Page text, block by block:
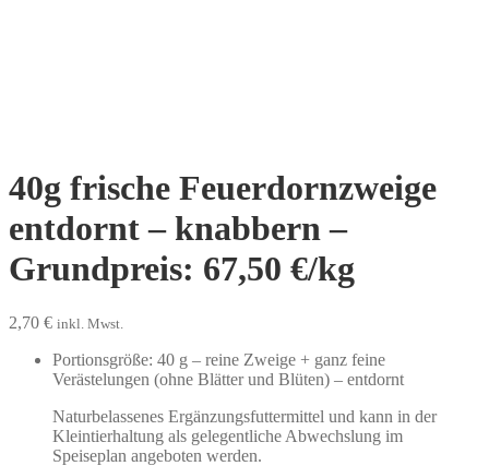
40g frische Feuerdornzweige
entdornt – knabbern –
Grundpreis: 67,50 €/kg
2,70 € inkl. Mwst.
Portionsgröße: 40 g – reine Zweige + ganz feine
Verästelungen (ohne Blätter und Blüten) – entdornt
Naturbelassenes Ergänzungsfuttermittel und kann in der
Kleintierhaltung als gelegentliche Abwechslung im
Speiseplan angeboten werden.